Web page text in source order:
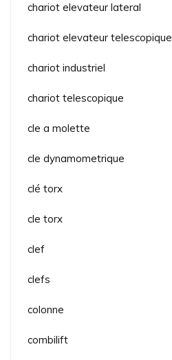
chariot elevateur lateral
chariot elevateur telescopique
chariot industriel
chariot telescopique
cle a molette
cle dynamometrique
clé torx
cle torx
clef
clefs
colonne
combilift